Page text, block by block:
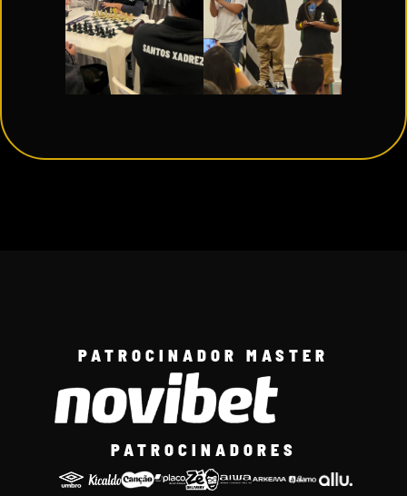
PATROCINADOR MASTER
PATROCINADORES